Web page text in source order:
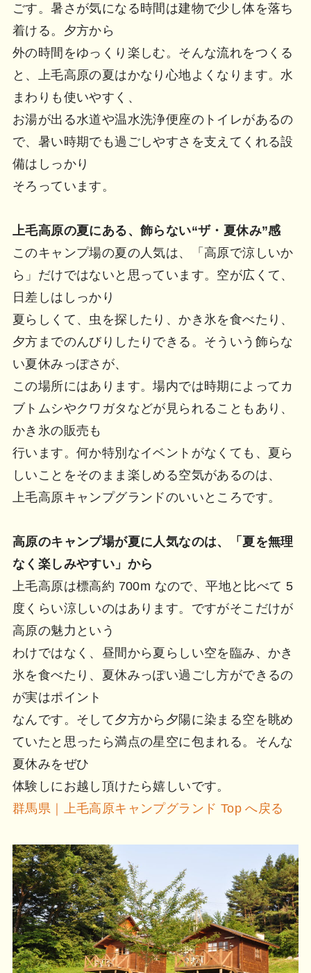
ごす。暑さが気になる時間は建物で少し体を落ち
着ける。夕方から
外の時間をゆっくり楽しむ。そんな流れをつくる
と、上毛高原の夏はかなり心地よくなります。水
まわりも使いやすく、
お湯が出る水道や温水洗浄便座のトイレがあるの
で、暑い時期でも過ごしやすさを支えてくれる設
備はしっかり
そろっています。
上毛高原の夏にある、飾らない“ザ・夏休み”感
このキャンプ場の夏の人気は、「高原で涼しいか
ら」だけではないと思っています。空が広くて、
日差しはしっかり
夏らしくて、虫を探したり、かき氷を食べたり、
夕方までのんびりしたりできる。そういう飾らな
い夏休みっぽさが、
この場所にはあります。場内では時期によってカ
ブトムシやクワガタなどが見られることもあり、
かき氷の販売も
行います。何か特別なイベントがなくても、夏ら
しいことをそのまま楽しめる空気があるのは、
上毛高原キャンプグランドのいいところです。
高原のキャンプ場が夏に人気なのは、「夏を無理
なく楽しみやすい」から
上毛高原は標高約 700m なので、平地と比べて 5
度くらい涼しいのはあります。ですがそこだけが
高原の魅力という
わけではなく、昼間から夏らしい空を臨み、かき
氷を食べたり、夏休みっぽい過ごし方ができるの
が実はポイント
なんです。そして夕方から夕陽に染まる空を眺め
ていたと思ったら満点の星空に包まれる。そんな
夏休みをぜひ
体験しにお越し頂けたら嬉しいです。
群馬県｜上毛高原キャンプグランド Top へ戻る